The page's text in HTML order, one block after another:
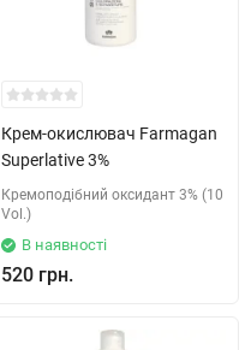
Крем-окислювач Farmagan
Superlative 3%
Кремоподібний оксидант 3% (10
Vol.)
В наявності
520 грн.